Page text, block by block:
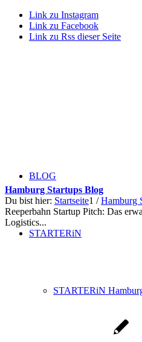
Link zu Instagram
Link zu Facebook
Link zu Rss dieser Seite
BLOG
STARTERiN
STARTERiN
Hamburg Startups Blog
Du bist hier: Startseite1 / Hamburg
Reeperbahn Startup Pitch: Das
Logistics...